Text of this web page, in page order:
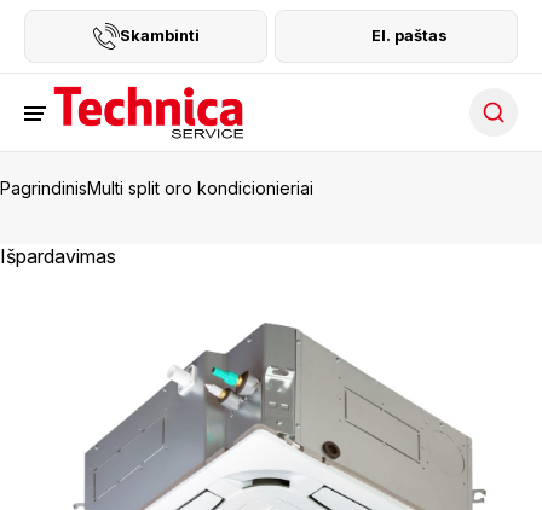
Skambinti El. paštas
PagrindinisMulti split oro kondicionieriai
Išpardavimas